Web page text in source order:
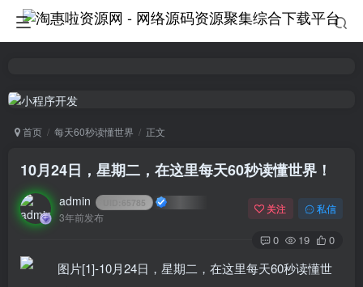
首页 每天60秒读懂世界 正文
10月24日，星期二，在这里每天60秒读懂世界！
admin 65785
3年前发布
关注 私信
0 19 0